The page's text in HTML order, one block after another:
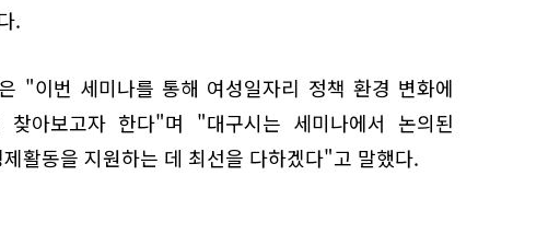
.
"이번 세미나를 통해 여성일자리 정책 환경 변화에
아보고자 한다"며 "대구시는 세미나에서 논의된
활동을 지원하는 데 최선을 다하겠다"고 말했다.